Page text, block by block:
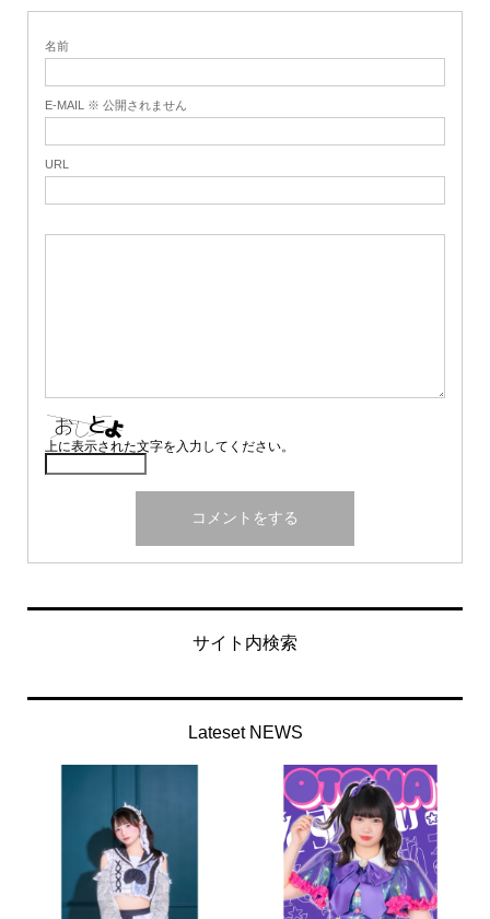
名前
E-MAIL ※ 公開されません
URL
上に表示された文字を入力してください。
サイト内検索
Lateset NEWS